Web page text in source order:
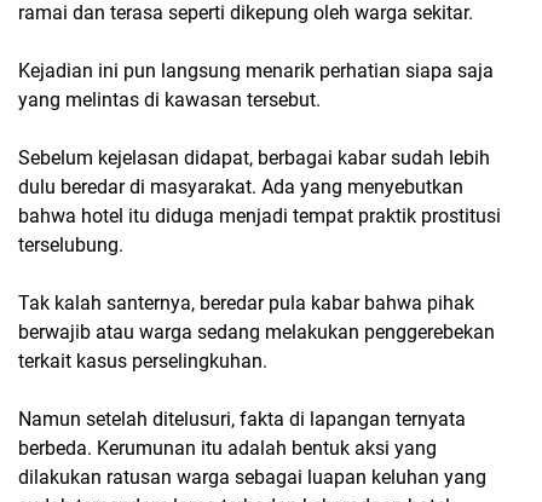
ramai dan terasa seperti dikepung oleh warga sekitar.
Kejadian ini pun langsung menarik perhatian siapa saja
yang melintas di kawasan tersebut.
Sebelum kejelasan didapat, berbagai kabar sudah lebih
dulu beredar di masyarakat. Ada yang menyebutkan
bahwa hotel itu diduga menjadi tempat praktik prostitusi
terselubung.
Tak kalah santernya, beredar pula kabar bahwa pihak
berwajib atau warga sedang melakukan penggerebekan
terkait kasus perselingkuhan.
Namun setelah ditelusuri, fakta di lapangan ternyata
berbeda. Kerumunan itu adalah bentuk aksi yang
dilakukan ratusan warga sebagai luapan keluhan yang